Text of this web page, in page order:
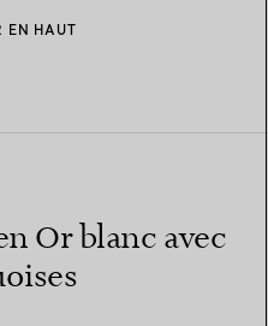
EN HAUT
Or blanc avec